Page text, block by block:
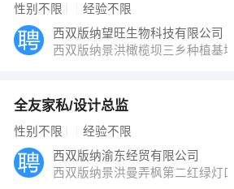
性别不限 经验不限
西双版纳望旺生物科技有限公司
西双版纳景洪橄榄坝三乡种植基地
全友家私/设计总监
性别不限 经验不限
西双版纳渝东经贸有限公司
西双版纳景洪曼弄枫第二红绿灯口